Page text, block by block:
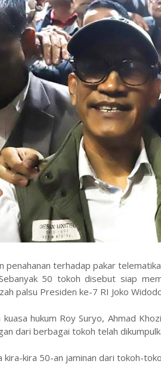
penahanan terhadap pakar
50 tokoh disebut siap
palsu Presiden ke-7 RI Joko
hukum Roy Suryo, Ahmad
dari berbagai tokoh telah
kira-kira 50-an jaminan dari tokoh-